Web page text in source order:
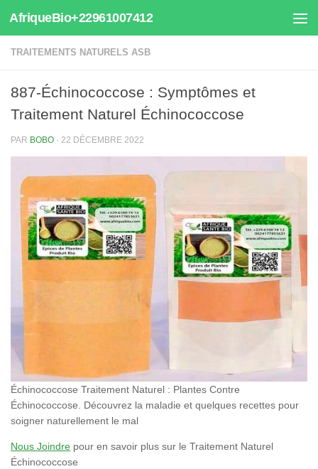
Au dessous du contenu
AfriqueBio+22961007412
TRAITEMENTS NATURELS ASB
887-Échinococcose : Symptômes et
Traitement Naturel Échinococcose
PAR BOBO · 22 DÉCEMBRE 2022
Échinococcose Traitement Naturel : Plantes Contre
Échinococcose. Découvrez la maladie et quelques recettes pour
soigner naturellement le mal
Nous Joindre pour en savoir plus sur le Traitement Naturel
Échinococcose